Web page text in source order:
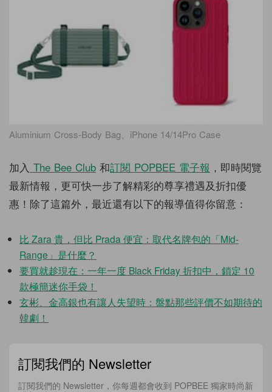
Aluminium Cross-Body Bag、iPhone 14/14Pro Case
加入 The Bee Club 和訂閱 POPBEE 電子報 ，即時閱覽
最新情報，更可快一步了解精彩的尊享禮遇及折扣優
惠！除了這篇外，最近還有以下的報導值得你留意：
比 Zara 貴，但比 Prada 便宜：取代名牌包的「Mid-
Range」是什麼？
要買就趁現在：一年一度 Black Friday 折扣中，鎖定 10
款極簡迷你手袋！
玄彬、金高銀也有讓人失望時：盤點那些評價不如期待的
韓劇！
訂閱我們的 Newsletter
訂閱我們的 Newsletter，你每週都會收到 POPBEE 獨家時尚新